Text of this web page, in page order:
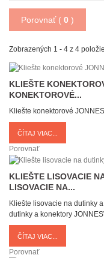
Porovnať ( 0 )
Zobrazených 1 - 4 z 4
KLIEŠTE
KONEKTOROVÉ...
Kliešte konektorové
ČÍTAJ VIAC...
Porovnať
KLIEŠTE LISOVACIE
LISOVACIE NA...
Kliešte lisovacie na dutinky
dutinky a konektory
ČÍTAJ VIAC...
Porovnať